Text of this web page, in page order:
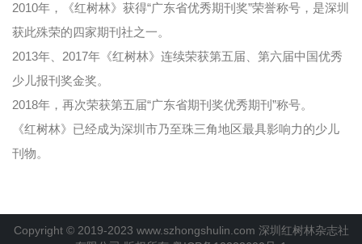
2010年，《红树林》获得“广东省优秀期刊奖”荣誉称号，是深圳
获此殊荣的四家期刊社之一。
2013年、2017年《红树林》连续荣获第五届、第六届中国优秀
少儿报刊奖金奖。
2018年，再次荣获第五届“广东省期刊奖优秀期刊”称号。
《红树林》已经成为深圳市乃至珠三角地区最具影响力的少儿
刊物。
Copyright © 2019-2023 www.szhongshulin.com 深圳红树林杂志社